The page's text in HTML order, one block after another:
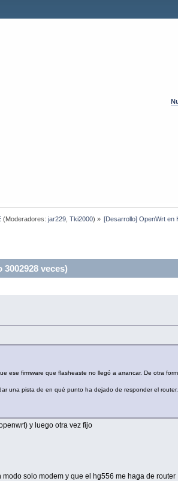
(Moderadores: jar229, Tki2000) » [Desarrollo] OpenWrt en
veces)
ese firmware que flasheaste no llegó a arrancar. De otra
una pista de en qué punto ha dejado de responder el router.
y luego otra vez fijo
solo modem y que el hg556 me haga de router